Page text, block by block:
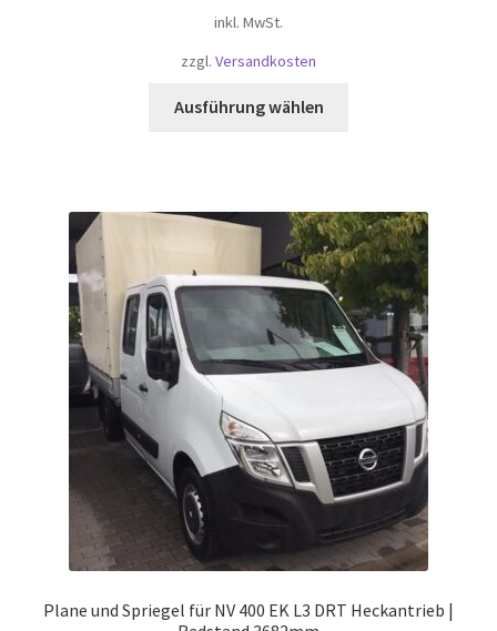
inkl. MwSt.
zzgl. Versandkosten
Ausführung wählen
auf.
Die
Optionen
können
auf
der
Produktseite
gewählt
werden
Plane und Spriegel für NV 400 EK L3 DRT Heckantrieb |